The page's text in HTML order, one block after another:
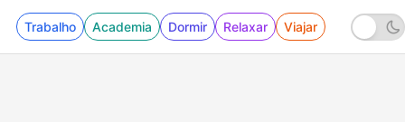
Trabalho Academia Dormir Relaxar Viajar